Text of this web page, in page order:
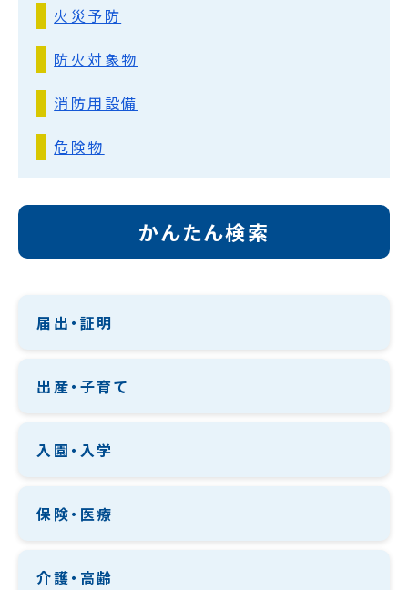
火災予防
防火対象物
消防用設備
危険物
かんたん検索
届出・証明
出産・子育て
入園・入学
保険・医療
介護・高齢